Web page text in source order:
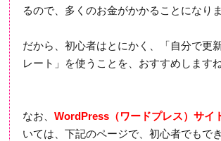
るので、多くのお金がかかることになりま
だから、初心者はとにかく、「自分で更
レート」を使うことを、おすすめします
なお、 WordPress（ワードプレス）サイ
いては、下記のページで、初心者でもで